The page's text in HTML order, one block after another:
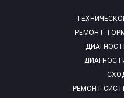
РЕМОНТ
РЕМОНТ